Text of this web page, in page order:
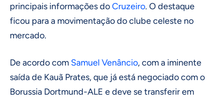
principais informações doCruzeiro. O destaque
ficou para a movimentação do clube celeste no
mercado.
De acordo com Samuel Venâncio, com a iminente
saída de Kauã Prates, que já está negociado com o
Borussia Dortmund-ALE e deve se transferir em